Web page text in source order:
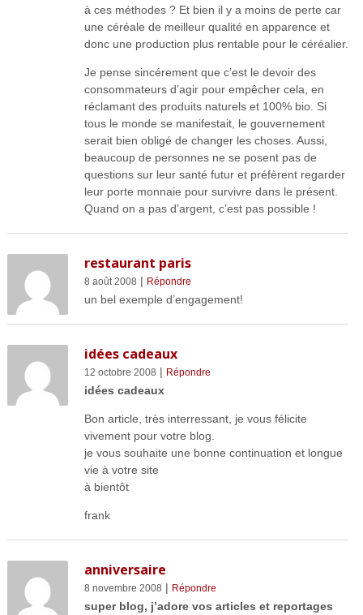
à ces méthodes ? Et bien il y a moins de perte car
une céréale de meilleur qualité en apparence et
donc une production plus rentable pour le céréalier.
Je pense sincérement que c’est le devoir des
consommateurs d’agir pour empêcher cela, en
réclamant des produits naturels et 100% bio. Si
tous le monde se manifestait, le gouvernement
serait bien obligé de changer les choses. Aussi,
beaucoup de personnes ne se posent pas de
questions sur leur santé futur et préfèrent regarder
leur porte monnaie pour survivre dans le présent.
Quand on a pas d’argent, c’est pas possible !
restaurant paris
8 août 2008 | Répondre
un bel exemple d’engagement!
idées cadeaux
12 octobre 2008 | Répondre
idées cadeaux
Bon article, très interressant, je vous félicite
vivement pour votre blog.
je vous souhaite une bonne continuation et longue
vie à votre site
à bientôt
frank
anniversaire
8 novembre 2008 | Répondre
super blog, j’adore vos articles et reportages